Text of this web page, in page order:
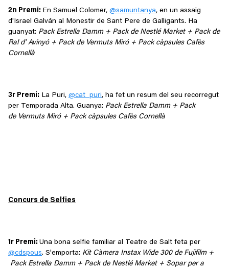
2n Premi: En Samuel Colomer, @samuntanya, en un assaig
d'Israel Galván al Monestir de Sant Pere de Galligants. Ha
guanyat: Pack Estrella Damm + Pack de Nestlé Market + Pack de
Ral d’ Avinyó + Pack de Vermuts Miró + Pack càpsules Cafès
Cornellà
3r Premi: La Puri, @cat_puri, ha fet un resum del seu recorregut
per Temporada Alta. Guanya: Pack Estrella Damm + Pack
de Vermuts Miró + Pack càpsules Cafès Cornellà
Concurs de Selfies
1r Premi: Una bona selfie familiar al Teatre de Salt feta per
@cdspous. S'emporta: Kit Càmera Instax Wide 300 de Fujifilm +
Pack Estrella Damm + Pack de Nestlé Market + Sopar per a